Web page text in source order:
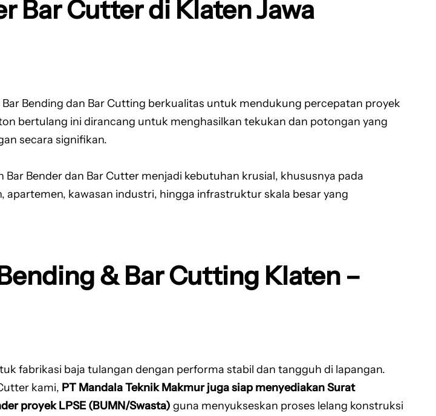
Bar Cutter di Klaten Jawa
Bending dan Bar Cutting berkualitas untuk mendukung percepatan proyek
bertulang ini dirancang untuk menghasilkan tekukan dan potongan yang
secara signifikan.
Bender dan Bar Cutter menjadi kebutuhan krusial, khususnya pada
kawasan industri, hingga infrastruktur skala besar yang
& Bar Cutting Klaten –
fabrikasi baja tulangan dengan performa stabil dan tangguh di lapangan.
kami, PT Mandala Teknik Makmur juga siap menyediakan Surat
proyek LPSE (BUMN/Swasta) guna menyukseskan proses lelang konstruksi